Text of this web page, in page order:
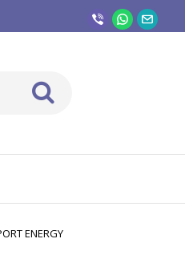
ENERGY